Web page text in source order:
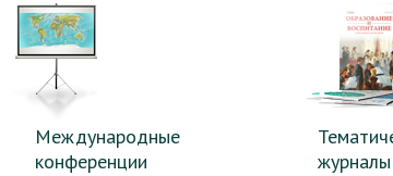
Международные
конференции
журналы